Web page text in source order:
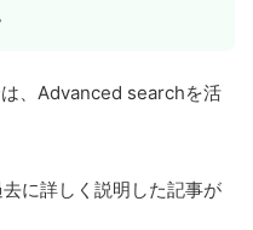
、Advanced searchを活
に詳しく説明した記事が